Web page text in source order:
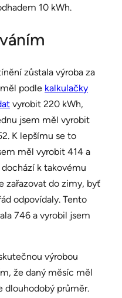
10 kWh.
zůstala výroba za
podle kalkulačky
vyrobit 220 kWh,
jsem měl vyrobit
K lepšímu se to
měl vyrobit 414 a
k takovému
zařazovat do zimy, byť
odpovídaly. Tento
746 a vyrobil jsem
výrobou
že daný měsíc měl
dlouhodobý průměr.